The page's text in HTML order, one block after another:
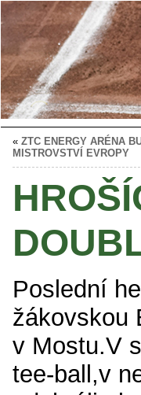
« ZTC ENERGY ARÉNA
MISTROVSTVÍ EVROPY
Poslední
žákovskou
v Mostu.V
tee-ball,v